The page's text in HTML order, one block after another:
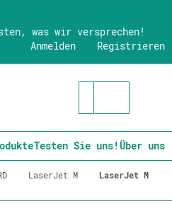
was wir versprechen!
Registrieren
Anmelden
Testen Sie uns!Über uns
LaserJet M
LaserJet M